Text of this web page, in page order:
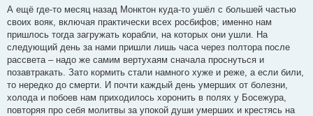
А ещё где-то месяц назад Монктон куда-то ушёл с большей частью
своих вояк, включая практически всех росбифов; именно нам
пришлось тогда загружать корабли, на которых они ушли. На
следующий день за нами пришли лишь часа через полтора после
рассвета – надо же самим вертухаям сначала проснуться и
позавтракать. Зато кормить стали намного хуже и реже, а если били,
то нередко до смерти. И почти каждый день умерших от болезни,
холода и побоев нам приходилось хоронить в полях у Босежура,
повторяя про себя молитвы за упокой души умерших и крестясь на